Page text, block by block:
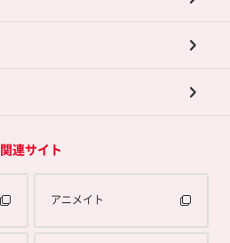
関連サイト
アニメイト